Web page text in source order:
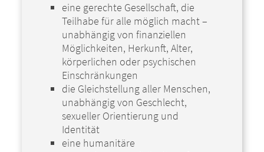
eine gerechte Gesellschaft, die
Teilhabe für alle möglich macht –
unabhängig von finanziellen
Möglichkeiten, Herkunft, Alter,
körperlichen oder psychischen
Einschränkungen
die Gleichstellung aller Menschen,
unabhängig von Geschlecht,
sexueller Orientierung und
Identität
eine humanitäre